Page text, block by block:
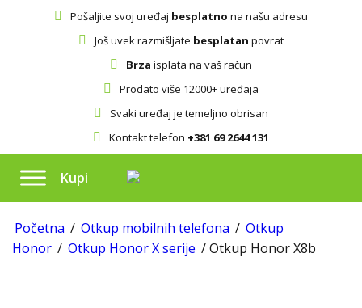
Pošaljite svoj uređaj besplatno na našu adresu
Još uvek razmišljate besplatan povrat
Brza isplata na vaš račun
Prodato više 12000+ uređaja
Svaki uređaj je temeljno obrisan
Kontakt telefon +381 69 2644 131
Kupi
Početna / Otkup mobilnih telefona / Otkup
Honor / Otkup Honor X serije / Otkup Honor X8b